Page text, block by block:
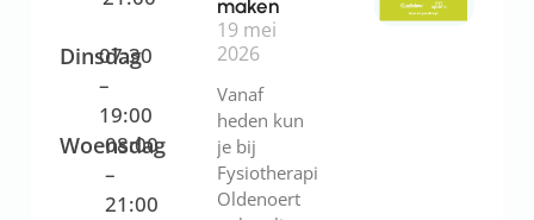
Dinsdag
07:30
–
19:00
Woensdag
08:00
–
21:00
maken
19 mei
2026
Vanaf
heden kun
je bij
Fysiotherapie
Oldenoert